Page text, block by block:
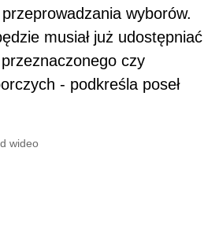
wyborów.
musiał już udostępniać
czy
- podkreśla poseł
wideo